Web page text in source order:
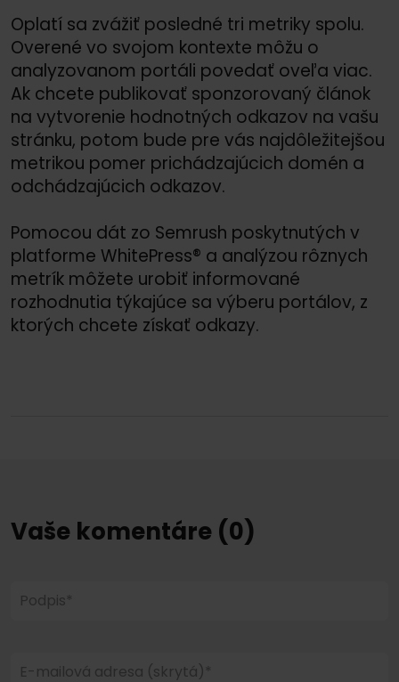
Oplatí sa zvážiť posledné tri metriky spolu.
Overené vo svojom kontexte môžu o
analyzovanom portáli povedať oveľa viac.
Ak chcete publikovať sponzorovaný článok
na vytvorenie hodnotných odkazov na vašu
stránku, potom bude pre vás najdôležitejšou
metrikou pomer prichádzajúcich domén a
odchádzajúcich odkazov.
Pomocou dát zo Semrush poskytnutých v
platforme WhitePress® a analýzou rôznych
metrík môžete urobiť informované
rozhodnutia týkajúce sa výberu portálov, z
ktorých chcete získať odkazy.
Vaše komentáre (0)
Podpis*
E-mailová adresa (skrytá)*